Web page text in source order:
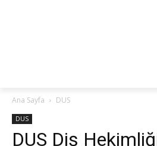
Ana Sayfa DUS
DUS
DUS Diş